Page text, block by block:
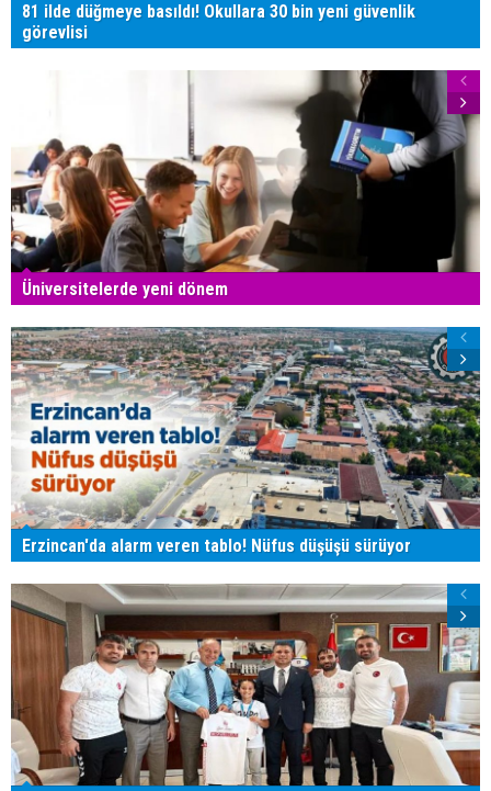
81 ilde düğmeye basıldı! Okullara 30 bin yeni güvenlik
görevlisi
Üniversitelerde yeni dönem
Erzincan'da alarm veren tablo! Nüfus düşüşü sürüyor